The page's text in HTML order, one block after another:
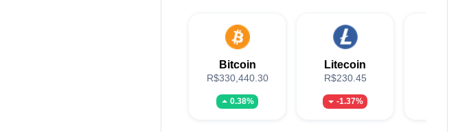
Bitcoin
R$330,440.30
0.38%
Litecoin
R$230.45
-1.37%